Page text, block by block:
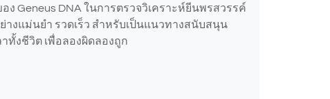
Geneus DNA ในการตรวจวิเคราะห์ยีนพรสวรรค์
างแม่นยำ รวดเร็ว สำหรับเป็นแนวทางสนับสนุน
ทั้งชีวิต เพื่อลองผิดลองถูก